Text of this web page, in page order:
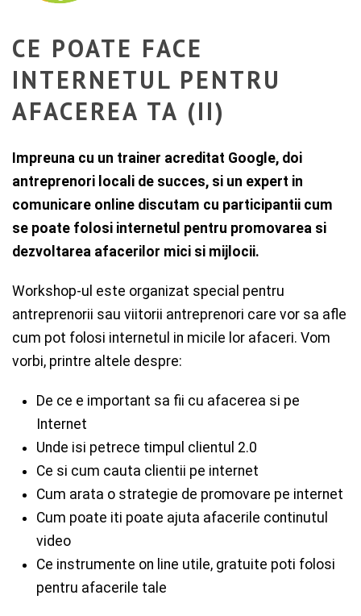
CE POATE FACE
INTERNETUL PENTRU
AFACEREA TA (II)
Impreuna cu un trainer acreditat Google, doi
antreprenori locali de succes, si un expert in
comunicare online discutam cu participantii cum
se poate folosi internetul pentru promovarea si
dezvoltarea afacerilor mici si mijlocii.
Workshop-ul este organizat special pentru
antreprenorii sau viitorii antreprenori care vor sa afle
cum pot folosi internetul in micile lor afaceri. Vom
vorbi, printre altele despre:
De ce e important sa fii cu afacerea si pe
Internet
Unde isi petrece timpul clientul 2.0
Ce si cum cauta clientii pe internet
Cum arata o strategie de promovare pe internet
Cum poate iti poate ajuta afacerile continutul
video
Ce instrumente on line utile, gratuite poti folosi
pentru afacerile tale